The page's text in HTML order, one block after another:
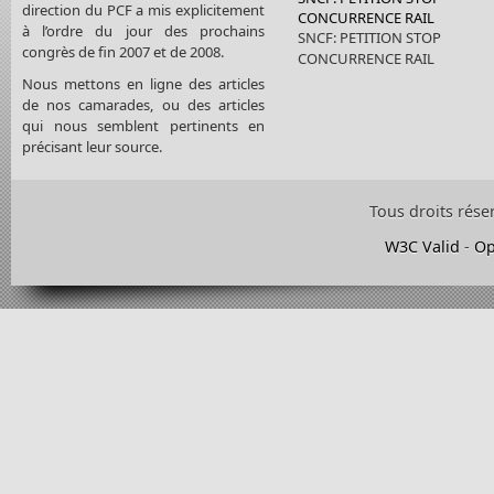
direction du PCF a mis explicitement
à l’ordre du jour des prochains
congrès de fin 2007 et de 2008.
Nous mettons en ligne des articles
de nos camarades, ou des articles
qui nous semblent pertinents en
précisant leur source.
CONCURRENCE RAIL
SNCF: PETITION STOP
CONCURRENCE RAIL
Tous droits
W3C Valid -